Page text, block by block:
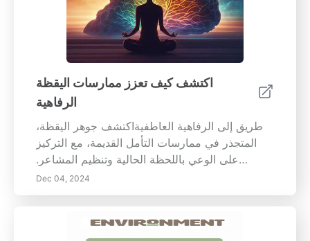
اكتشف كيف تعزز ممارسات اليقظة
الرفاهية
طريق إلى الرفاهية العاطفيةاكتشف جوهر اليقظة،
المتجذر في ممارسات التأمل القديمة، مع التركيز
على الوعي باللحظة الحالية وتنظيم المشاعر.
تستكشف هذه الصفحة المعلوماتية المبادئ الأساسية
لليقظة، مع تسليط الضوء على فوائدها للصحة
تقنيات عملية لدمج اليقظة في حياتك اليومية، مثل
Dec 04, 2024